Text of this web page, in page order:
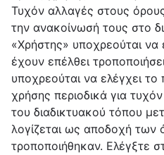
Τυχόν αλλαγές στους
την ανακοίνωσή τους στο
«Χρήστης» υποχρεούται να
έχουν επέλθει
υποχρεούται να ελέγχει
χρήσης περιοδικά για
του διαδικτυακού τόπου
λογίζεται ως αποδοχή
τροποποιήθηκαν. Ελέγξτε